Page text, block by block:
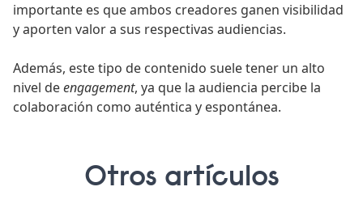
importante es que ambos creadores ganen visibilidad
y aporten valor a sus respectivas audiencias.
Además, este tipo de contenido suele tener un alto
nivel deengagement, ya que la audiencia percibe la
colaboración como auténtica y espontánea.
Otros artículos